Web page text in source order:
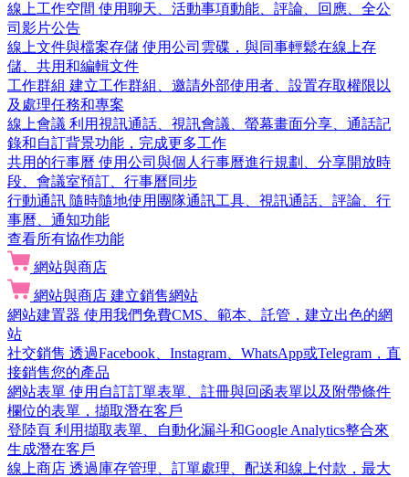
線上工作空間 使用聊天、活動事項動能、評論、回應、全公
司影片公告
線上文件與檔案存儲 使用公司雲碟，與同事輕鬆在線上存
儲、共用和編輯文件
工作群組 建立工作群組、邀請外部使用者、設置存取權限以
及處理任務和專案
線上會議 利用視訊通話、視訊會議、螢幕畫面分享、通話記
錄和自訂背景功能，完成更多工作
共用的行事曆 使用公司與個人行事曆進行規劃、分享開放時
段、會議室預訂、行事曆同步
行動通訊 隨時隨地使用團隊通訊工具、視訊通話、評論、行
事曆、通知功能
查看所有協作功能
網站與商店
網站與商店 建立銷售網站
網站建置器 使用我們免費CMS、範本、託管，建立出色的網
站
社交銷售 透過Facebook、Instagram、WhatsApp或Telegram，直
接銷售您的產品
網站表單 使用自訂訂單表單、註冊與回函表單以及附帶條件
欄位的表單，擷取潛在客戶
登陸頁 利用擷取表單、自動化漏斗和Google Analytics整合來
生成潛在客戶
線上商店 透過庫存管理、訂單處理、配送和線上付款，最大